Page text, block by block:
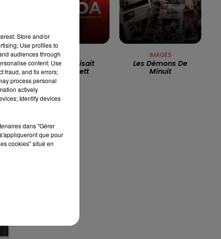
13h00 - 16h00
LES APRÈS-MIDI QUI CHANTENT
DALIDA
Comme Disait
Mistinguett
IMAGES
Les Démons De
Minuit
Store and/or
Use profiles to
audiences through
content; Use
fraud, and fix errors;
process personal
actively
Identify devices
dans "Gérer
que pour
cookies" situé en